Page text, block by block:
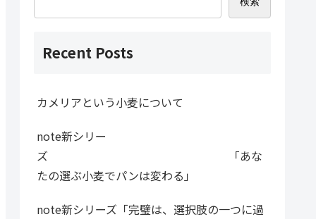
Recent Posts
カメリアという小麦について
note新シリー
ズ 「あな
たの選ぶ小麦でパンは変わる」
note新シリーズ「完璧は、選択肢の一つに過